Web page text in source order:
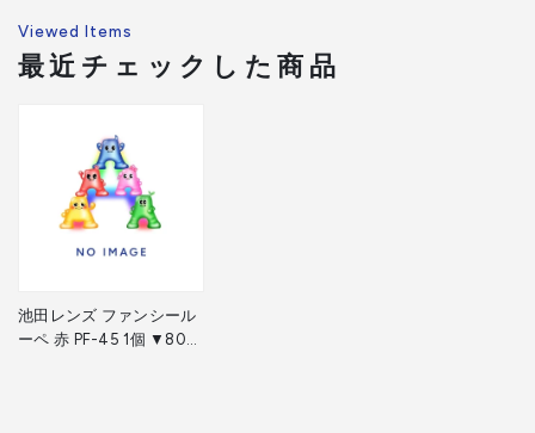
Viewed Items
最近チェックした商品
池田レンズ ファンシール
ーペ 赤 PF-45 1個 ▼805-